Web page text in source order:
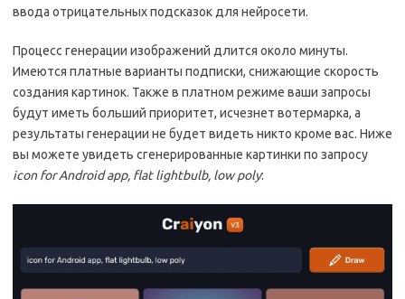
ввода отрицательных подсказок для нейросети.
Процесс генерации изображений длится около минуты.
Имеются платные варианты подписки, снижающие скорость
создания картинок. Также в платном режиме ваши запросы
будут иметь больший приоритет, исчезнет вотермарка, а
результаты генерации не будет видеть никто кроме вас. Ниже
вы можете увидеть сгенерированные картинки по запросу
icon for Android app, flat lightbulb, low poly: